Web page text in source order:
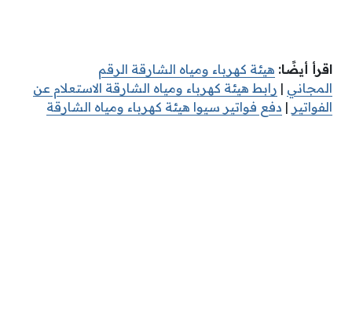
اقرأ أيضًا: هيئة كهرباء ومياه الشارقة الرقم
المجاني | رابط هيئة كهرباء ومياه الشارقة الاستعلام عن
الفواتير | دفع فواتير سيوا هيئة كهرباء ومياه الشارقة